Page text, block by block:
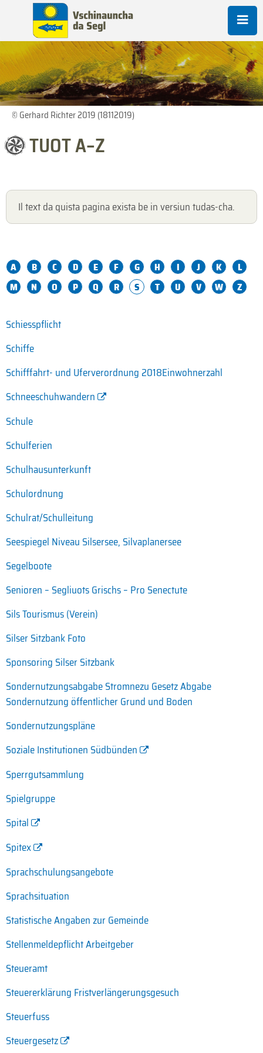
© Gerhard Richter 2019 (18112019)
TUOT A–Z
Il text da quista pagina exista be in versiun tudas-cha.
A B C D E F G H I J K
L
M
N O P Q R S T U V W Z
Schiesspflicht
Schiffe
Schifffahrt- und Uferverordnung 2018Einwohnerzahl
Schneeschuhwandern
Schule
Schulferien
Schulhausunterkunft
Schulordnung
Schulrat/Schulleitung
Seespiegel Niveau Silsersee, Silvaplanersee
Segelboote
Senioren – Segliuots Grischs – Pro Senectute
Sils Tourismus (Verein)
Silser Sitzbank Foto
Sponsoring Silser Sitzbank
Sondernutzungsabgabe Stromnezu Gesetz Abgabe
Sondernutzung öffentlicher Grund und Boden
Sondernutzungspläne
Soziale Institutionen Südbünden
Sperrgutsammlung
Spielgruppe
Spital
Spitex
Sprachschulungsangebote
Sprachsituation
Statistische Angaben zur Gemeinde
Stellenmeldepflicht Arbeitgeber
Steueramt
Steuererklärung Fristverlängerungsgesuch
Steuerfuss
Steuergesetz